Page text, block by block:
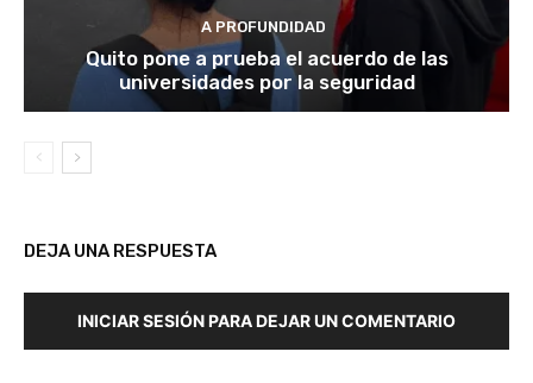
A PROFUNDIDAD
Quito pone a prueba el acuerdo de las
universidades por la seguridad
DEJA UNA RESPUESTA
INICIAR SESIÓN PARA DEJAR UN COMENTARIO